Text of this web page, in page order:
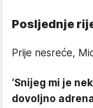
Posljednje
Prije nesreće,
‘Snijeg mi je
dovoljno